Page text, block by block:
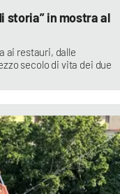
storia” in mostra al
ai restauri, dalle
secolo di vita dei due